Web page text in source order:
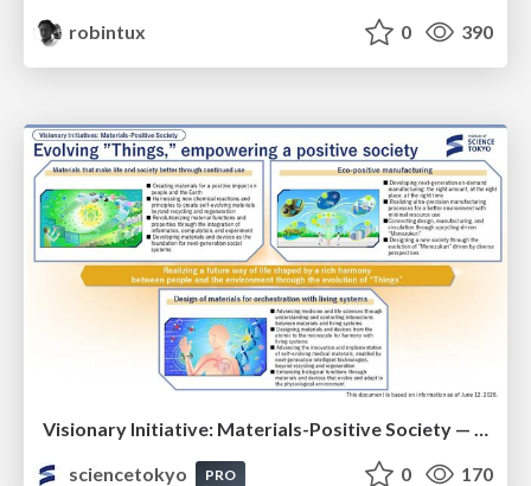
robintux
0 390
sciencetokyo
PRO 0 170